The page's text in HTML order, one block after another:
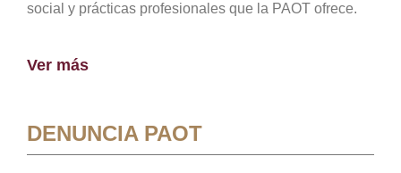
social y prácticas profesionales que la PAOT ofrece.
Ver más
DENUNCIA PAOT